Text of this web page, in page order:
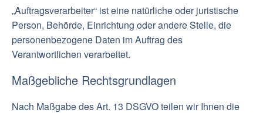
„Auftragsverarbeiter“ ist eine natürliche oder juristische
Person, Behörde, Einrichtung oder andere Stelle, die
personenbezogene Daten im Auftrag des
Verantwortlichen verarbeitet.
Maßgebliche Rechtsgrundlagen
Nach Maßgabe des Art. 13 DSGVO teilen wir Ihnen die